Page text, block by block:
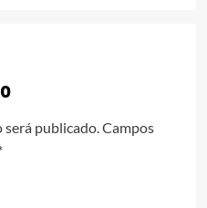
será publicado.Campos